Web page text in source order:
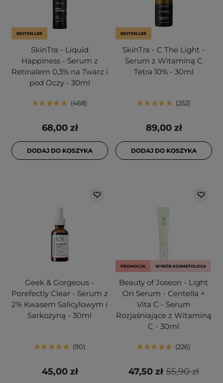
BESTSELLER
SkinTra - Liquid
Happiness - Serum z
Retinalem 0,3% na Twarz i
pod Oczy - 30ml
468
68,00 zł
DODAJ DO KOSZYKA
BESTSELLER
SkinTra - C The Light -
Serum z Witaminą C
Tetra 10% - 30ml
252
89,00 zł
DODAJ DO KOSZYKA
Geek & Gorgeous -
Porefectly Clear - Serum z
2% Kwasem Salicylowym i
Sarkozyną - 30ml
90
45,00 zł
PROMOCJA WYBÓR KOSMETOLOGA
Beauty of Joseon - Light
On Serum - Centella +
Vita C - Serum
Rozjaśniające z Witaminą
C - 30ml
226
55,90 zł
47,50 zł